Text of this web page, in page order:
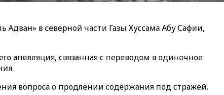
Адван» в северной части Газы Хуссама Абу Сафии,
апелляция, связанная с переводом в одиночное
вопроса о продлении содержания под стражей.